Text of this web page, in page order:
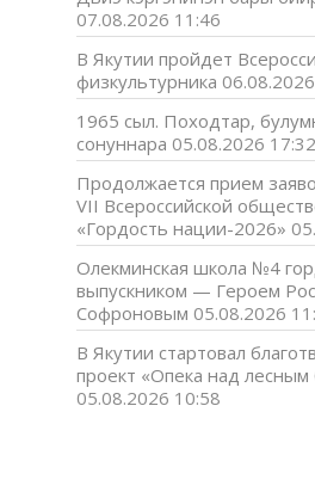
07.08.2026 11:46
В Якутии пройдет
физкультурника
1965 сыл. Походтар,
сонуннара 05.08.2026 17:32
Продолжается прием
VII Всероссийской
«Гордость нации-2026»
Олекминская школа №4
выпускником — Героем
Софроновым 05.08.2026
В Якутии стартовал
проект «Опека над
05.08.2026 10:58